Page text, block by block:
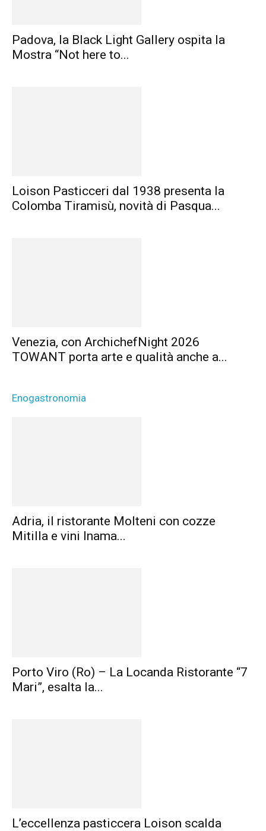
Padova, la Black Light Gallery ospita la
Mostra “Not here to...
Loison Pasticceri dal 1938 presenta la
Colomba Tiramisù, novità di Pasqua...
Venezia, con ArchichefNight 2026
TOWANT porta arte e qualità anche a...
Enogastronomia
Adria, il ristorante Molteni con cozze
Mitilla e vini Inama...
Porto Viro (Ro) – La Locanda Ristorante “7
Mari”, esalta la...
L’eccellenza pasticcera Loison scalda